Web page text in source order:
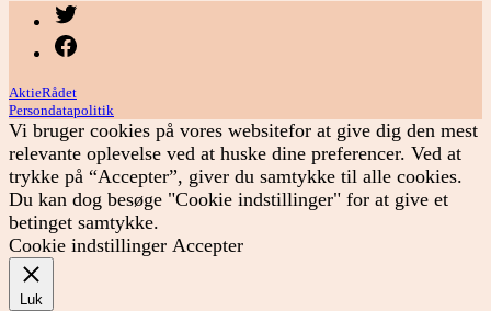
AktieRådet
Persondatapolitik
Vi bruger cookies på vores websitefor at give dig den mest
relevante oplevelse ved at huske dine preferencer. Ved at
trykke på “Accepter”, giver du samtykke til alle cookies.
Du kan dog besøge "Cookie indstillinger" for at give et
betinget samtykke.
Cookie indstillinger Accepter
Luk